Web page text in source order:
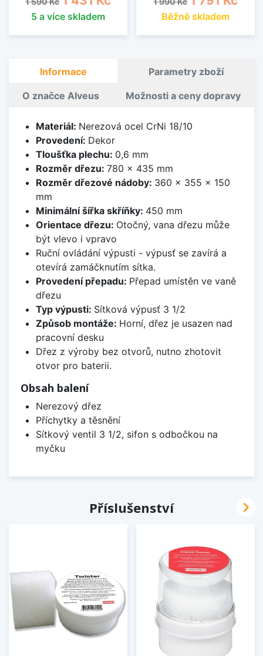
5 a více skladem Běžně skladem
Informace Parametry zboží
O značce Alveus Možnosti a ceny dopravy
Materiál: Nerezová ocel CrNi 18/10
Provedení: Dekor
Tloušťka plechu: 0,6 mm
Rozměr dřezu: 780 x 435 mm
Rozměr dřezové nádoby: 360 x 355 x 150
mm
Minimální šířka skříňky: 450 mm
Orientace dřezu: Otočný, vana dřezu může
být vlevo i vpravo
Ruční ovládání výpusti - výpusť se zavírá a
otevírá zamáčknutím sítka.
Provedení přepadu: Přepad umístěn ve vaně
dřezu
Typ výpusti: Sítková výpusť 3 1/2
Způsob montáže: Horní, dřez je usazen nad
pracovní desku
Dřez z výroby bez otvorů, nutno zhotovit
otvor pro baterii.
Obsah balení
Nerezový dřez
Příchytky a těsnění
Sítkový ventil 3 1/2, sifon s odbočkou na
myčku
Příslušenství 